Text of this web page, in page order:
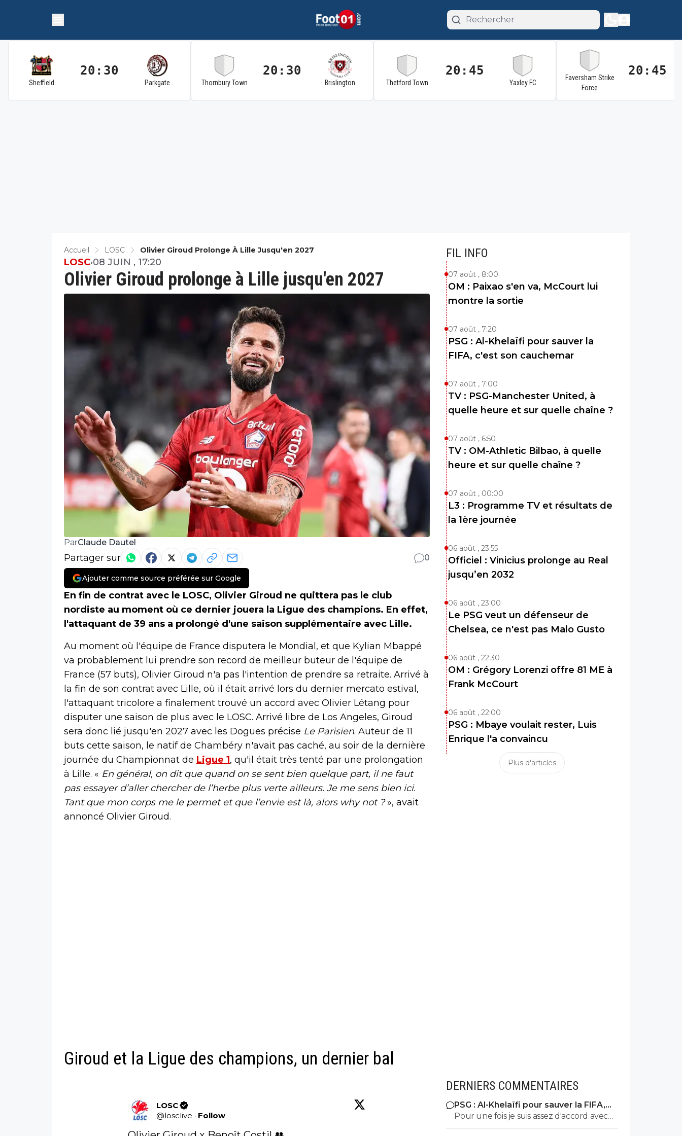
Sheffield
20:30
Parkgate Thornbury Town
20:30
Brislington Thetford Town
20:45
Yaxley FC
Faversham Strike
Force
20:45
Accueil LOSC Olivier Giroud Prolonge À Lille Jusqu'en 2027
Olivier Giroud prolonge à Lille jusqu'en 2027
LOSC•08 JUIN , 17:20
ParClaude Dautel
Partager sur 0
Ajouter comme source préférée sur Google
En fin de contrat avec le LOSC, Olivier Giroud ne quittera pas le club
nordiste au moment où ce dernier jouera la Ligue des champions. En effet,
l'attaquant de 39 ans a prolongé d'une saison supplémentaire avec Lille.
Au moment où l'équipe de France disputera le Mondial, et que Kylian Mbappé
va probablement lui prendre son record de meilleur buteur de l'équipe de
France (57 buts), Olivier Giroud n'a pas l'intention de prendre sa retraite. Arrivé à
la fin de son contrat avec Lille, où il était arrivé lors du dernier mercato estival,
l'attaquant tricolore a finalement trouvé un accord avec Olivier Létang pour
disputer une saison de plus avec le LOSC. Arrivé libre de Los Angeles, Giroud
sera donc lié jusqu'en 2027 avec les Dogues précise Le Parisien. Auteur de 11
buts cette saison, le natif de Chambéry n'avait pas caché, au soir de la dernière
journée du Championnat de Ligue 1, qu'il était très tenté par une prolongation
à Lille. « En général, on dit que quand on se sent bien quelque part, il ne faut
pas essayer d’aller chercher de l’herbe plus verte ailleurs. Je me sens bien ici.
Tant que mon corps me le permet et que l’envie est là, alors why not ?», avait
annoncé Olivier Giroud.
Giroud et la Ligue des champions, un dernier bal
LOSC
@losclive · Follow
FIL INFO
07 août , 8:00
OM : Paixao s'en va, McCourt lui
montre la sortie
07 août , 7:20
PSG : Al-Khelaïfi pour sauver la
FIFA, c'est son cauchemar
07 août , 7:00
TV : PSG-Manchester United, à
quelle heure et sur quelle chaîne ?
07 août , 6:50
TV : OM-Athletic Bilbao, à quelle
heure et sur quelle chaîne ?
07 août , 00:00
L3 : Programme TV et résultats de
la 1ère journée
06 août , 23:55
Officiel : Vinicius prolonge au Real
jusqu’en 2032
06 août , 23:00
Le PSG veut un défenseur de
Chelsea, ce n'est pas Malo Gusto
06 août , 22:30
OM : Grégory Lorenzi offre 81 ME à
Frank McCourt
06 août , 22:00
PSG : Mbaye voulait rester, Luis
Enrique l'a convaincu
Plus d'articles
DERNIERS COMMENTAIRES
PSG : Al-Khelaïfi pour sauver la FIFA,
c'est son cauchemar
Pour une fois je suis assez d'accord avec
Tebas. Si Nasser devenait président de la